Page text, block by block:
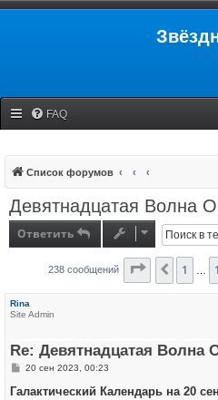
FAQ
Список форумов
Девятнадцатая Волна
Ответить
238 сообщений Страница15
Пред.
1
Rina
Site Admin
Re: Девятнадцатая Волна
С
о
20 сен 2023, 00:23
Галактический Календарь на 20